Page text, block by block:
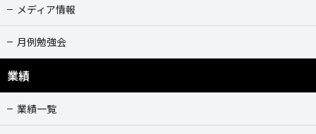
メディア情報
月例勉強会
業績
業績一覧